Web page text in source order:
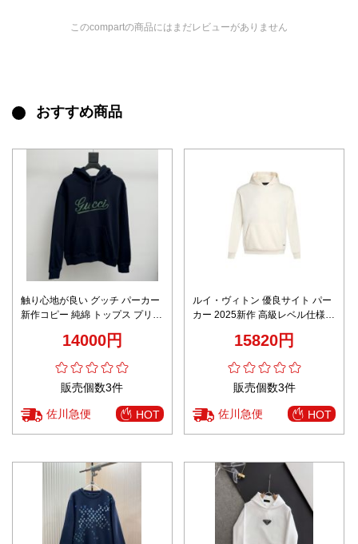
このcompartの商品にはまだレビューがありません
おすすめ商品
触り心地が良い グッチ パーカー
新作コピー 純綿 トップス プリン
14000円
販売個数3件
佐川急便 HOT
ルイ・ヴィトン 優良サイト パー
カー 2025新作 高級レベル仕様
製 男女兼用15820円
販売個数3件
佐川急便 HOT